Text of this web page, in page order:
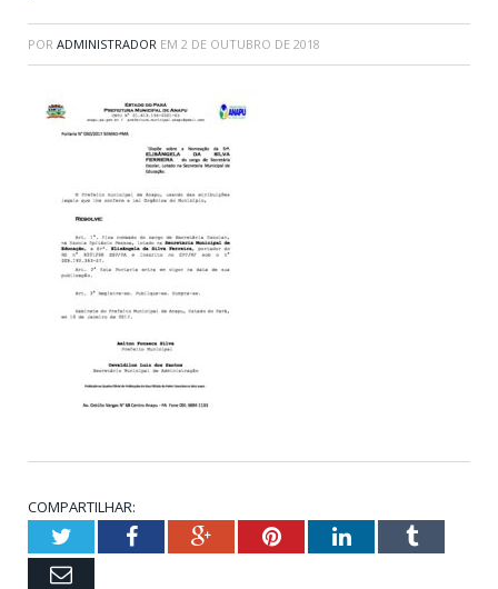
POR ADMINISTRADOR EM 2 DE OUTUBRO DE 2018
COMPARTILHAR:
TwitterFacebookGoogle+PinterestLinkedInTumblr
Email